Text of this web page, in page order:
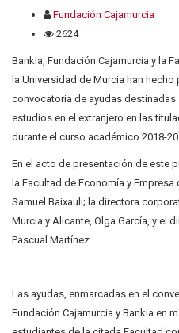
Fundación Cajamurcia
2624
Bankia, Fundación Cajamurcia y la
la Universidad de Murcia han
convocatoria de ayudas
estudios en el extranjero en las
durante el curso académico 2018-
En el acto de presentación de este
la Facultad de Economía y
Samuel Baixauli; la directora
Murcia y Alicante, Olga García, y el
Pascual Martínez.
Las ayudas, enmarcadas en el
Fundación Cajamurcia y Bankia en